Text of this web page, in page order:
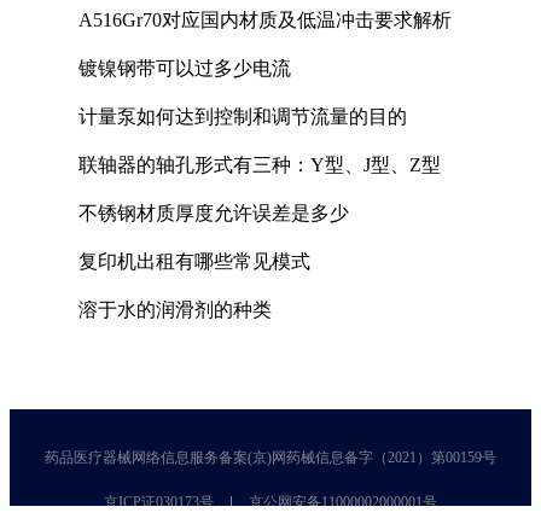
A516Gr70对应国内材质及低温冲击要求解析
镀镍钢带可以过多少电流
计量泵如何达到控制和调节流量的目的
联轴器的轴孔形式有三种：Y型、J型、Z型
不锈钢材质厚度允许误差是多少
复印机出租有哪些常见模式
溶于水的润滑剂的种类
药品医疗器械网络信息服务备案(京)网药械信息备字（2021）第00159号
京ICP证030173号 京公网安备11000002000001号